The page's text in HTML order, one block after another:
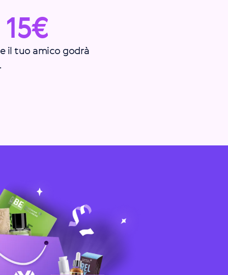
il tuo amico godrà